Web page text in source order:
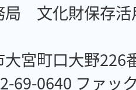
局 文化財保存活
宮町口大野226
69-0640 ファッ